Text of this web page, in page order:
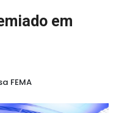
em
FEMA